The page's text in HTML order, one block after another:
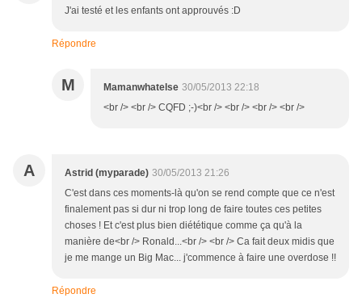
J'ai testé et les enfants ont approuvés :D
Répondre
M Mamanwhatelse 30/05/2013 22:18
<br /> <br /> CQFD ;-)<br /> <br /> <br /> <br />
A Astrid (myparade) 30/05/2013 21:26
C'est dans ces moments-là qu'on se rend compte que ce n'est
finalement pas si dur ni trop long de faire toutes ces petites
choses ! Et c'est plus bien diététique comme ça qu'à la
manière de<br /> Ronald...<br /> <br /> Ca fait deux midis que
je me mange un Big Mac... j'commence à faire une overdose !!
Répondre